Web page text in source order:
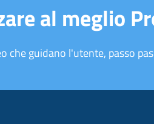
al meglio
che guidano l'utente, passo